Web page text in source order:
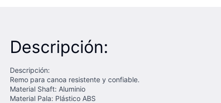
Descripción:
Descripción:
Remo para canoa resistente y confiable.
Material Shaft: Aluminio
Material Pala: Plástico ABS